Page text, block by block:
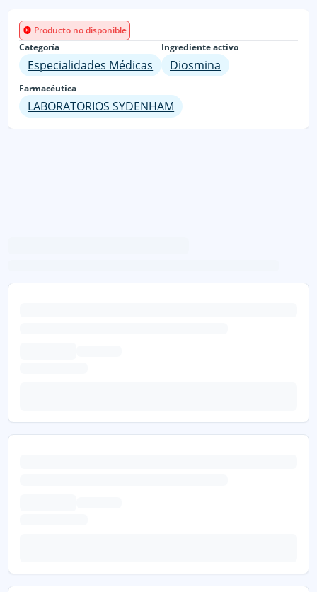
Producto no disponible
Categoría
Especialidades Médicas
Ingrediente activo
Diosmina
Farmacéutica
LABORATORIOS SYDENHAM